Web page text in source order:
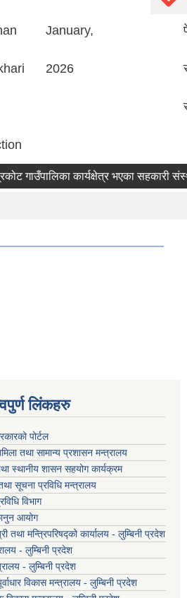
January,
2026
गाउँपालिका कार्यक्षेत्र भएका सहकारी
लिंकहरु
पोर्टल
तथा सामान्य प्रशासन मन्त्रालय
स्थानीय शासन सहयोग कार्यक्रम
सूचना प्रविधि मन्त्रालय
विभाग
आयोग
तथा मन्त्रिपरिषद्को कार्यालय - लुम्बिनी प्रदेश
- लुम्बिनी प्रदेश
- लुम्बिनी प्रदेश
विकास मन्त्रालय - लुम्बिनी प्रदेश